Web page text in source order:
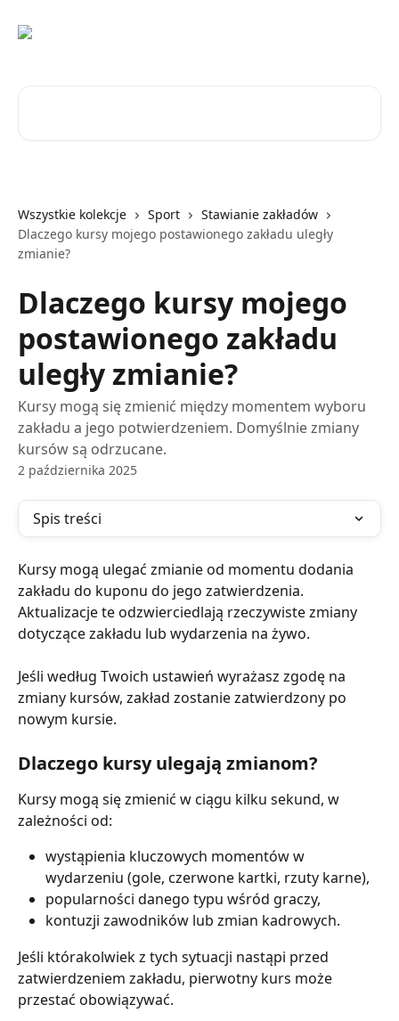
Wszystkie kolekcje Sport
Stawianie zakładów
Dlaczego kursy mojego postawionego zakładu uległy
zmianie?
Dlaczego kursy mojego
postawionego zakładu
uległy zmianie?
Kursy mogą się zmienić między momentem wyboru
zakładu a jego potwierdzeniem. Domyślnie zmiany
kursów są odrzucane.
2 października 2025
Spis treści
Kursy mogą ulegać zmianie od momentu dodania
zakładu do kuponu do jego zatwierdzenia.
Aktualizacje te odzwierciedlają rzeczywiste zmiany
dotyczące zakładu lub wydarzenia na żywo.
Jeśli według Twoich ustawień wyrażasz zgodę na
zmiany kursów, zakład zostanie zatwierdzony po
nowym kursie.
Dlaczego kursy ulegają zmianom?
Kursy mogą się zmienić w ciągu kilku sekund, w
zależności od:
wystąpienia kluczowych momentów w
wydarzeniu (gole, czerwone kartki, rzuty karne),
popularności danego typu wśród graczy,
kontuzji zawodników lub zmian kadrowych.
Jeśli którakolwiek z tych sytuacji nastąpi przed
zatwierdzeniem zakładu, pierwotny kurs może
przestać obowiązywać.